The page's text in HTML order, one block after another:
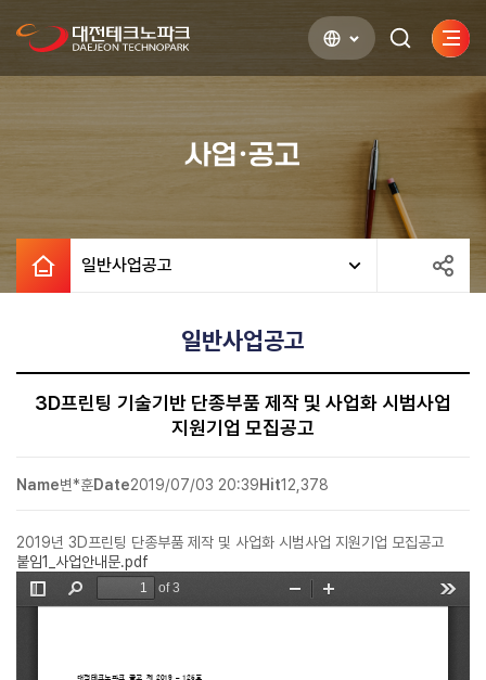
검색하기사이
열기
사업·공고
일반사업공고
일반사업공고
3D프린팅 기술기반 단종부품 제작 및 사업화 시범사업
지원기업 모집공고
Name변*훈Date2019/07/03 20:39Hit12,378
2019년 3D프린팅 단종부품 제작 및 사업화 시범사업 지원기업 모집공고
붙임1_사업안내문.pdf